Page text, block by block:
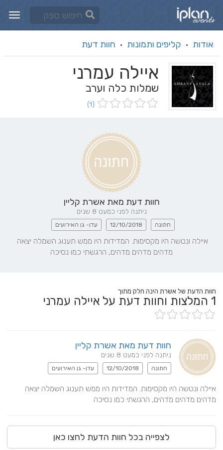
אודות · קליפים ותמונות · חוות דעת
איילה עמרני
שמלות כלה וערב
(1)
חוות דעת מאת אשרת קליין
ניתנה לפני כמעט 8 שנים
חתונה 12/10/2018 עדן- גן האירועים
מדהים מדהים מדהים, הרגשתי כמו נסיכה
חוות הדעת של אשרת הינה חלק מתוך
1 המלצות וחוות דעת על איילה עמרני
חוות דעת מאת אשרת קליין
ניתנה לפני כמעט 8 שנים
חתונה 12/10/2018 עדן- גן האירועים
מדהים מדהים מדהים, הרגשתי כמו נסיכה
לצפייה בכל חוות הדעת לחצו כאן